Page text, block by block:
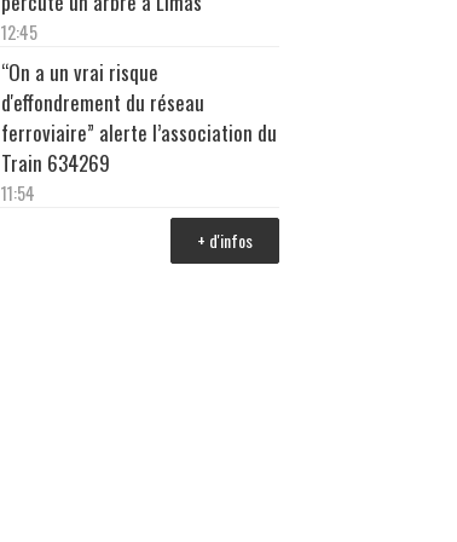
12:45
“On a un vrai risque
d'effondrement du réseau
ferroviaire” alerte l’association du
Train 634269
11:54
+ d'infos